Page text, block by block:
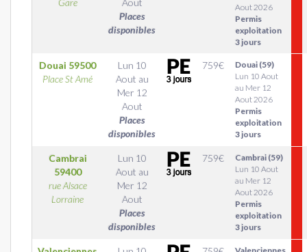
Gare
Aout
Places
disponibles
Aout 2026
Permis
exploitation
3 jours
Douai 59500
Place St Amé
Lun 10
Aout au
Mer 12
Aout
Places
disponibles
759€
Douai (59)
Lun 10 Aout
au Mer 12
Aout 2026
Permis
exploitation
3 jours
Cambrai
59400
rue Alsace
Lorraine
Lun 10
Aout au
Mer 12
Aout
Places
disponibles
759€
Cambrai (59)
Lun 10 Aout
au Mer 12
Aout 2026
Permis
exploitation
3 jours